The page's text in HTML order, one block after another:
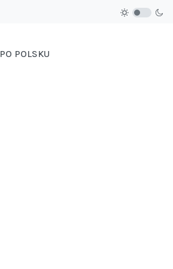
PO POLSKU